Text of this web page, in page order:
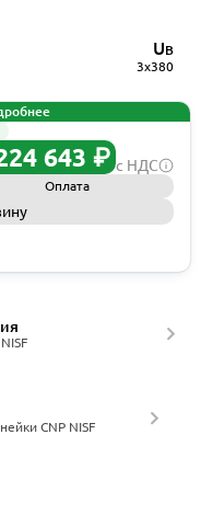
UВ
3x380
643 ₽ с НДС
Оплата
CNP NISF